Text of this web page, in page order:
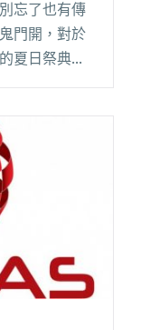
忘了也有傳
門開，對於
夏日祭典！
主流與獨立
假鬼假怪鬧